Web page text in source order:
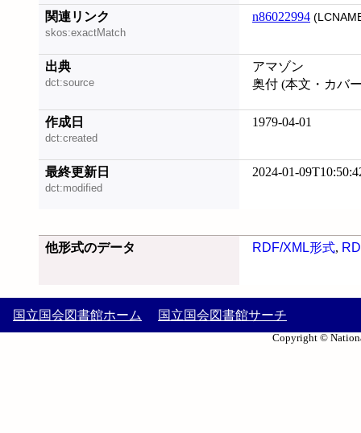
関連リンク
skos:exactMatch
n86022994
出典
dct:source
アマゾン
奥付 (本文・カバ
作成日
dct:created
1979-04-01
最終更新日
dct:modified
2024-01-
他形式のデータ RDF/XML形式,
国立国会図書館ホーム 国立国会図書館サーチ
Copyright ©